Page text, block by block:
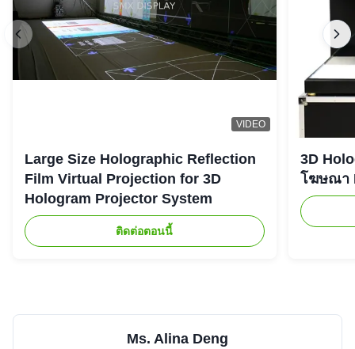
VIDEO
Large Size Holographic Reflection
Film Virtual Projection for 3D
Hologram Projector System
ติดต่อตอนนี้
3D
โฆษณา
Ms. Alina Deng